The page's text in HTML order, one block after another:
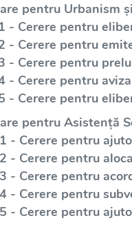
pentru Urbanism
- Cerere pentru
- Cerere pentru
- Cerere pentru
- Cerere pentru
- Cerere pentru
pentru Asistență
- Cerere pentru
- Cerere pentru
- Cerere pentru
- Cerere pentru
- Cerere pentru